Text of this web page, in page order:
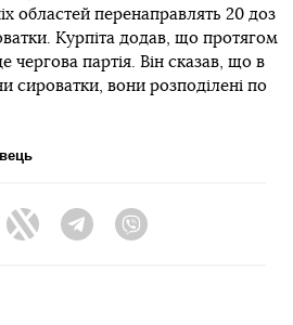
областей перенаправлять 20 доз
Курпіта додав, що протягом
чергова партія. Він сказав, що в
сироватки, вони розподілені по
Twitter Telegram